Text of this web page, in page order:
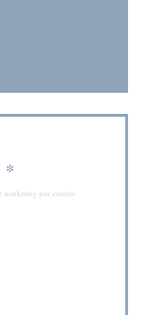
*
marketing por correio